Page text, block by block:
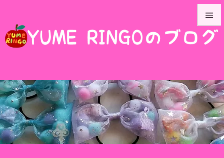



前へ

次へ
